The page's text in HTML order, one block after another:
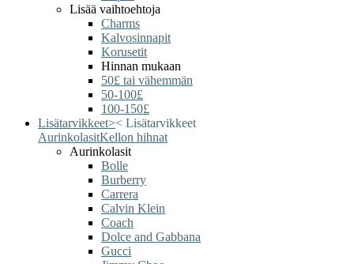
Lisää vaihtoehtoja
Charms
Kalvosinnapit
Korusetit
Hinnan mukaan
50£ tai vähemmän
50-100£
100-150£
Lisätarvikkeet>< Lisätarvikkeet
AurinkolasitKellon hihnat
Aurinkolasit
Bolle
Burberry
Carrera
Calvin Klein
Coach
Dolce and Gabbana
Gucci